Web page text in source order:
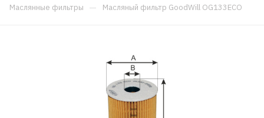
Маслянные фильтры — Масляный фильтр GoodWill OG133ECO